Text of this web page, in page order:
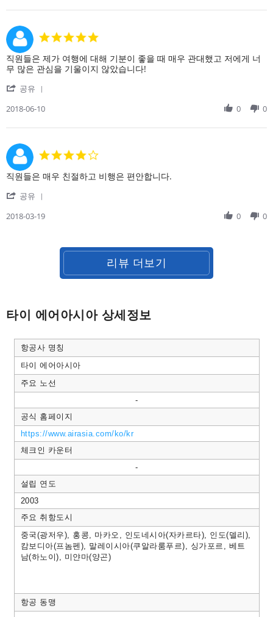
on
Jun
2018
rating
Review
by
10
2018
review
stating
원
은
가
행
에
대
해
기
분
이
직원들은 제가 여행에 대해 기분이 좋을 때 매우 관대했고 저에게 너
무 많은 관심을 기울이지 않았습니다!
공유
on
Jun
2018
2018-06-10 0 0
rating
Review
on
Mar
review
직
들
직원들은 매우 친절하고 비행은 편안합니다.
공유
2018-03-19 0 0
리뷰 더보기
타이 에어아시아 상세정보
항공사 명칭
타이 에어아시아
주요 노선
-
공식 홈페이지
https://www.airasia.com/ko/kr
체크인 카운터
-
설립 연도
2003
주요 취항도시
중국(광저우), 홍콩, 마카오, 인도네시아(자카르타), 인도(델리),
캄보디아(프놈펜), 말레이시아(쿠알라룸푸르), 싱가포르, 베트
남(하노이), 미얀마(양곤)
항공 동맹